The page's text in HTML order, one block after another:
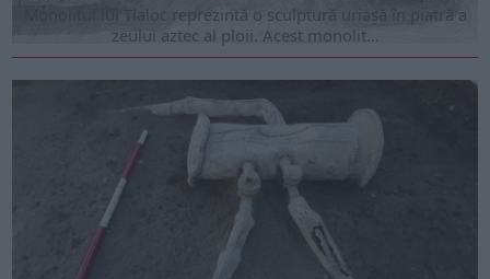
Monolitul lui Tlaloc reprezintă o sculptură uriașă în piatră a
zeului aztec al ploii. Acest monolit...